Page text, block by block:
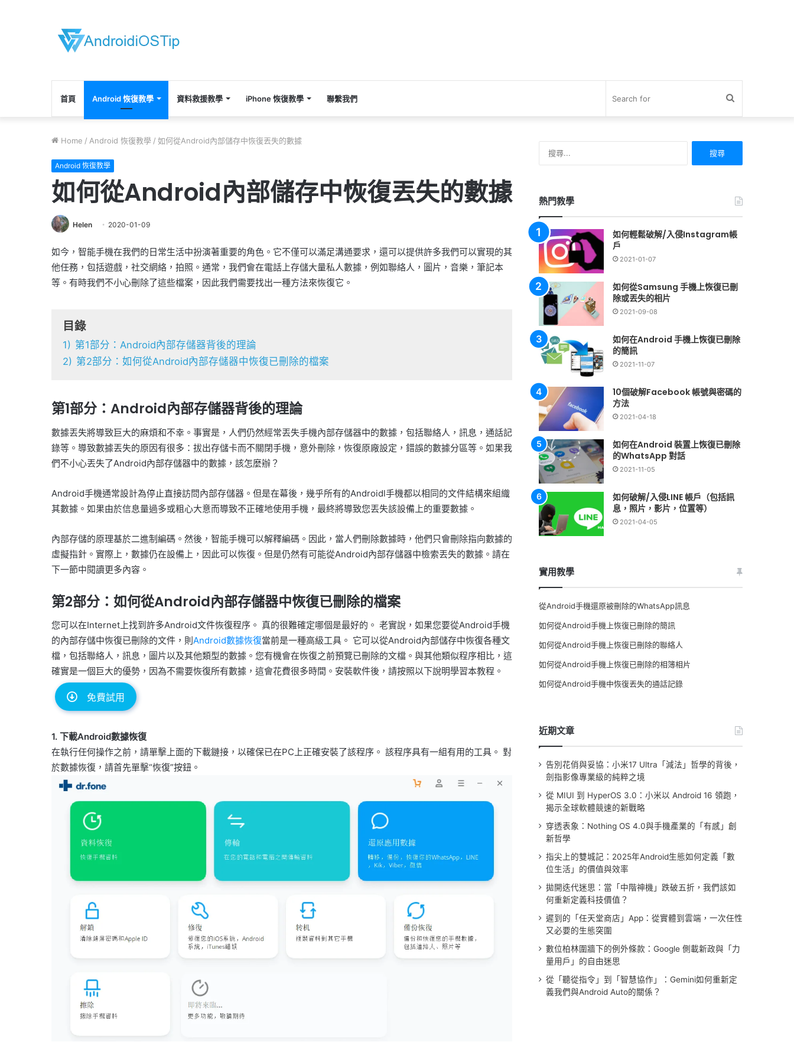
首頁 Android 恢復教學 資料救援教學 iPhone 恢復教學 聯繫我們
Home / Android 恢復教學 / 如何從Android內部儲存中恢復丟失的數據
Android 恢復教學
如何從Android內部儲存中恢復丟失的數據
Helen 2020-01-09
如今，智能手機在我們的日常生活中扮演著重要的角色。它不僅可以滿足溝通要求，還可以提供許多我們可以實現的其
他任務，包括遊戲，社交網絡，拍照。通常，我們會在電話上存儲大量私人數據，例如聯絡人，圖片，音樂，筆記本
等。有時我們不小心刪除了這些檔案，因此我們需要找出一種方法來恢復它。
目錄
1) 第1部分：Android內部存儲器背後的理論
2) 第2部分：如何從Android內部存儲器中恢復已刪除的檔案
第1部分：Android內部存儲器背後的理論
數據丟失將導致巨大的麻煩和不幸。事實是，人們仍然經常丟失手機內部存儲器中的數據，包括聯絡人，訊息，通話記
錄等。導致數據丟失的原因有很多：拔出存儲卡而不關閉手機，意外刪除，恢復原廠設定，錯誤的數據分區等。如果我
們不小心丟失了Android內部存儲器中的數據，該怎麼辦？
Android手機通常設計為停止直接訪問內部存儲器。但是在幕後，幾乎所有的Androidl手機都以相同的文件結構來組織
其數據。如果由於信息量過多或粗心大意而導致不正確地使用手機，最終將導致您丟失該設備上的重要數據。
內部存儲的原理基於二進制編碼。然後，智能手機可以解釋編碼。因此，當人們刪除數據時，他們只會刪除指向數據的
虛擬指針。實際上，數據仍在設備上，因此可以恢復。但是仍然有可能從Android內部存儲器中檢索丟失的數據。請在
下一節中閱讀更多內容。
第2部分：如何從Android內部存儲器中恢復已刪除的檔案
您可以在Internet上找到許多Android文件恢復程序。 真的很難確定哪個是最好的。 老實說，如果您要從Android手機
的內部存儲中恢復已刪除的文件，則 Android數據恢復當前是一種高級工具。 它可以從Android內部儲存中恢復各種文
檔，包括聯絡人，訊息，圖片以及其他類型的數據。您有機會在恢復之前預覽已刪除的文檔。與其他類似程序相比，這
確實是一個巨大的優勢，因為不需要恢復所有數據，這會花費很多時間。安裝軟件後，請按照以下說明學習本教程。
免費試用
1. 下載Android數據恢復
在執行任何操作之前，請單擊上面的下載鏈接，以確保已在PC上正確安裝了該程序。 該程序具有一組有用的工具。 對
於數據恢復，請首先單擊“恢復”按鈕。
熱門教學
如何輕鬆破解/入侵Instagram帳
戶
2021-01-07
如何從Samsung 手機上恢復已刪
除或丟失的相片
2021-09-08
如何在Android 手機上恢復已刪除
的簡訊
2021-11-07
10個破解Facebook 帳號與密碼的
方法
2021-04-18
如何在Android 裝置上恢復已刪除
的WhatsApp 對話
2021-11-05
如何破解/入侵LINE 帳戶（包括訊
息，照片，影片，位置等）
2021-04-05
實用教學
從Android手機還原被刪除的WhatsApp訊息
如何從Android手機上恢復已刪除的簡訊
如何從Android手機上恢復已刪除的聯絡人
如何從Android手機上恢復已刪除的相簿相片
如何從Android手機中恢復丟失的通話記錄
近期文章
告別花俏與妥協：小米17 Ultra「減法」哲學的背後，
劍指影像專業級的純粹之境
從 MIUI 到 HyperOS 3.0：小米以 Android 16 領跑，
揭示全球軟體競速的新戰略
穿透表象：Nothing OS 4.0與手機產業的「有感」創
新哲學
指尖上的雙城記：2025年Android生態如何定義「數
位生活」的價值與效率
拋開迭代迷思：當「中階神機」跌破五折，我們該如
何重新定義科技價值？
遲到的「任天堂商店」App：從實體到雲端，一次任性
又必要的生態突圍
數位柏林圍牆下的例外條款：Google 側載新政與「力
量用戶」的自由迷思
從「聽從指令」到「智慧協作」：Gemini如何重新定
義我們與Android Auto的關係？